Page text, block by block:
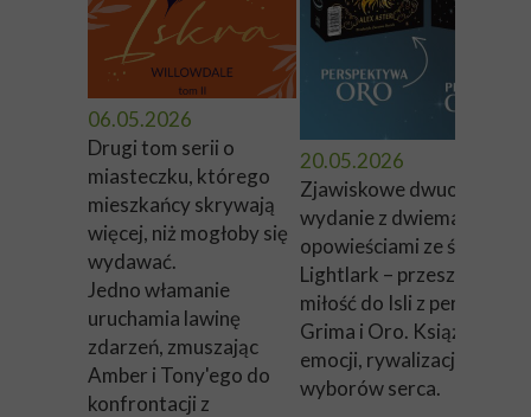
06.05.2026
Drugi tom serii o
miasteczku, którego
mieszkańcy skrywają
więcej, niż mogłoby się
wydawać.
Jedno włamanie
uruchamia lawinę
zdarzeń, zmuszając
Amber i Tony'ego do
konfrontacji z
20.05.2026
Zjawiskowe
wydanie z dwiema
opowieściami ze świata
Lightlark – przeszłość i
miłość do Isli z
Grima i Oro. Książka
emocji, rywalizacji i
wyborów serca.